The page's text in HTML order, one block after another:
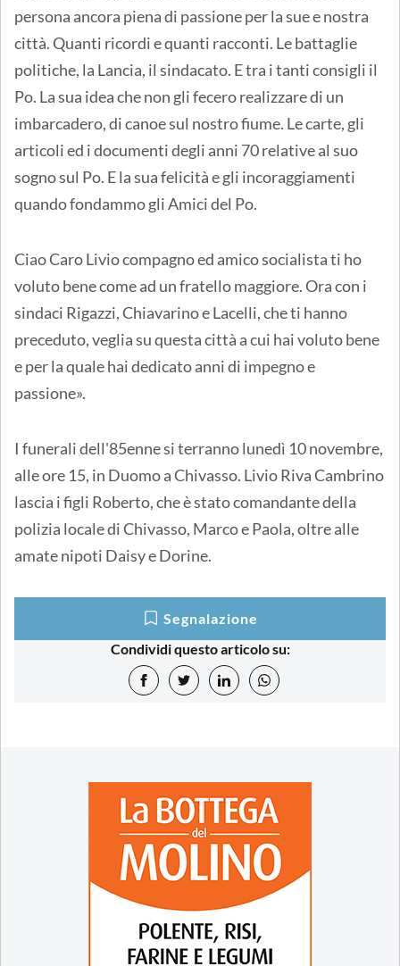
persona ancora piena di passione per la sue e nostra
città. Quanti ricordi e quanti racconti. Le battaglie
politiche, la Lancia, il sindacato. E tra i tanti consigli il
Po. La sua idea che non gli fecero realizzare di un
imbarcadero, di canoe sul nostro fiume. Le carte, gli
articoli ed i documenti degli anni 70 relative al suo
sogno sul Po. E la sua felicità e gli incoraggiamenti
quando fondammo gli Amici del Po.
Ciao Caro Livio compagno ed amico socialista ti ho
voluto bene come ad un fratello maggiore. Ora con i
sindaci Rigazzi, Chiavarino e Lacelli, che ti hanno
preceduto, veglia su questa città a cui hai voluto bene
e per la quale hai dedicato anni di impegno e
passione».
I funerali dell'85enne si terranno lunedì 10 novembre,
alle ore 15, in Duomo a Chivasso. Livio Riva Cambrino
lascia i figli Roberto, che è stato comandante della
polizia locale di Chivasso, Marco e Paola, oltre alle
amate nipoti Daisy e Dorine.
Segnalazione
Condividi questo articolo su: